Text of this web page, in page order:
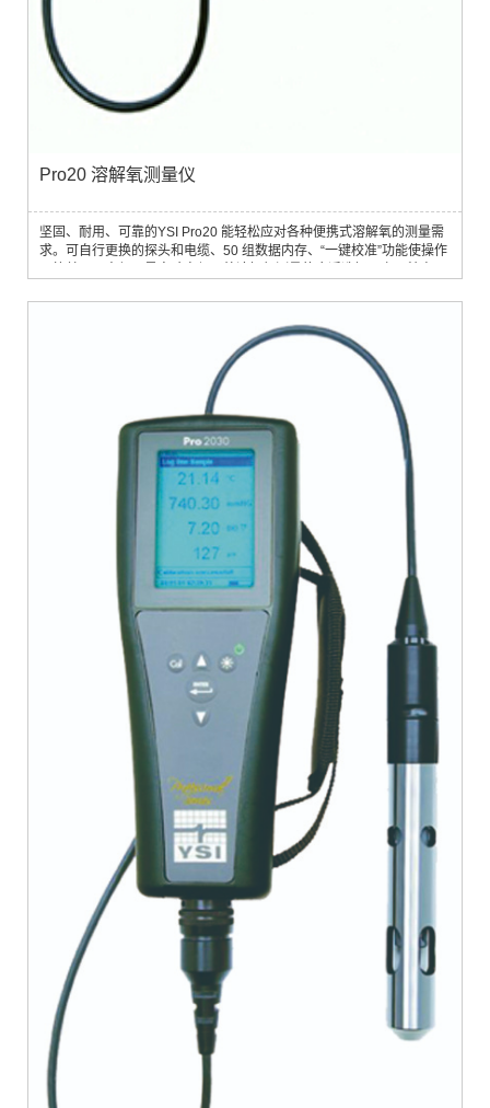
Pro20 溶解氧测量仪
坚固、耐用、可靠的YSI Pro20 能轻松应对各种便携式溶解氧的测量需
求。可自行更换的探头和电缆、50 组数据内存、“一键校准”功能使操作
可存储50 组数据，无需手工记录数据4. 可选极谱法或原电池法传感器5.